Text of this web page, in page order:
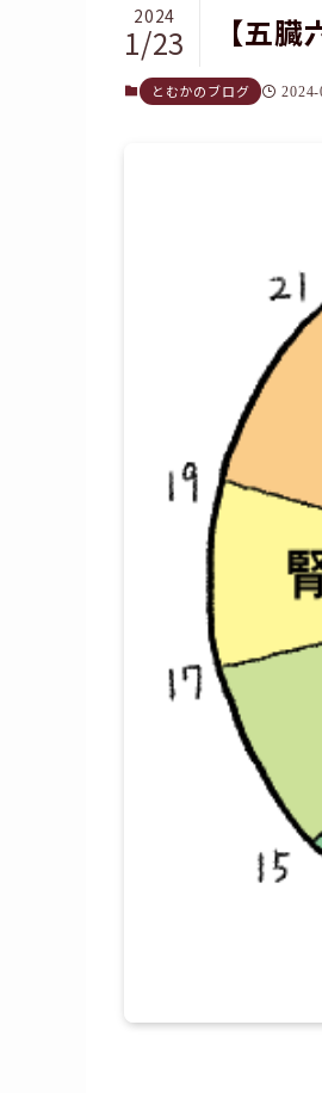
【五
2024
1/23
とむかのブログ 2024-